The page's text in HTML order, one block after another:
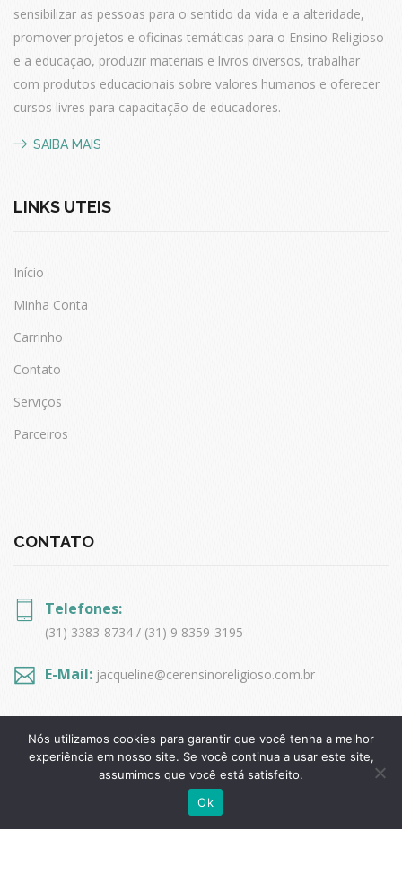
sensibilizar as pessoas para o sentido da vida e a alteridade,
promover projetos e oficinas temáticas para o Ensino Religioso
e a educação, produzir materiais e livros diversos, trabalhar
com produtos educacionais sobre valores humanos e oferecer
cursos livres para capacitação de educadores.
SAIBA MAIS
LINKS ÚTEIS
Início
Minha Conta
Carrinho
Contato
Serviços
Parceiros
CONTATO
Telefones:
(31) 3383-8734 / (31) 9 8359-3195
E-Mail: jacqueline@cerensinoreligioso.com.br
Copyrights © 2017 Todos Direitos Reservados
Consultoria de Ensino Religioso.
Nós utilizamos cookies para garantir que você tenha a melhor
experiência em nosso site. Se você continua a usar este site,
assumimos que você está satisfeito.
Ok